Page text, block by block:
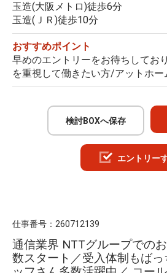
玉造(大阪メトロ)徒歩6分
玉造(ＪＲ)徒歩10分
おすすめポイント
早めのエントリーをお待ちしてお
を重視して働きたい方/アットホー
検討BOXへ保存
エントリー
仕事番号： 260712139
通信業界 NTTグループでの
数スタート／受入体制もば